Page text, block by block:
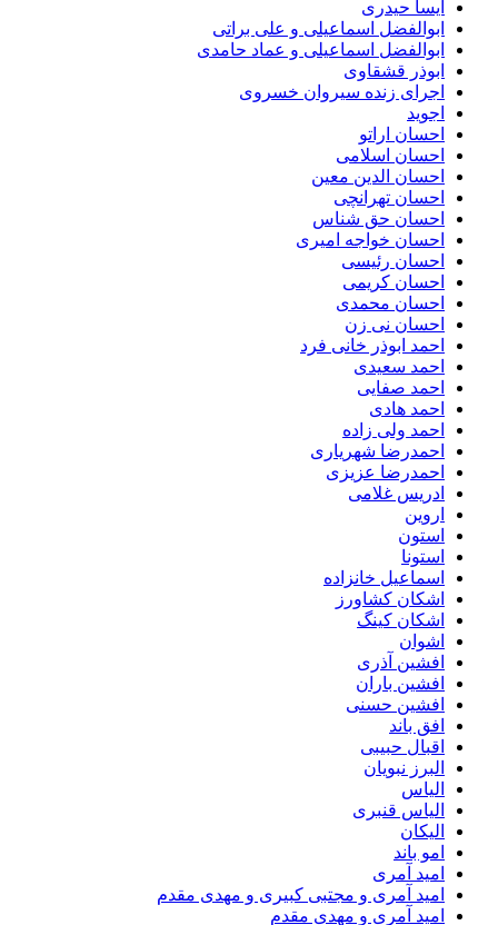
آیسا حیدری
ابوالفضل اسماعیلی و علی براتی
ابوالفضل اسماعیلی و عماد حامدی
ابوذر قشقاوی
اجرای زنده سیروان خسروی
اجوید
احسان اراتو
احسان اسلامی
احسان الدین معین
احسان تهرانچی
احسان حق شناس
احسان خواجه امیری
احسان رئیسی
احسان کریمی
احسان محمدی
احسان نی زن
احمد ابوذر خانی فرد
احمد سعیدی
احمد صفایی
احمد هادی
احمد ولی زاده
احمدرضا شهریاری
احمدرضا عزیزی
ادریس غلامی
اروین
استون
استونا
اسماعیل خانزاده
اشکان کشاورز
اشکان کینگ
اشوان
افشین آذری
افشین باران
افشین حسنی
افق باند
اقبال حبیبی
البرز نبویان
الیاس
الیاس قنبرى
الیکان
امو باند
امید آمری
امید آمری و مجتبی کبیری و مهدى مقدم
امید آمری و مهدی مقدم